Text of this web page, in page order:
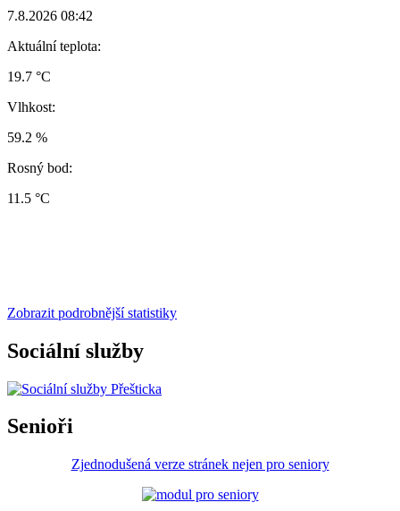
7.8.2026 08:42
Aktuální teplota:
19.7 °C
Vlhkost:
59.2 %
Rosný bod:
11.5 °C
Zobrazit podrobnější statistiky
Sociální služby
Senioři
Zjednodušená verze stránek nejen pro seniory